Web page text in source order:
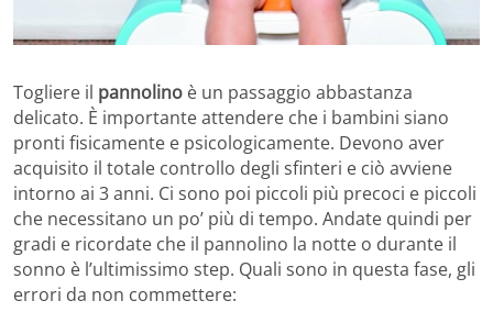
Togliere il pannolino è un passaggio abbastanza
delicato. È importante attendere che i bambini siano
pronti fisicamente e psicologicamente. Devono aver
acquisito il totale controllo degli sfinteri e ciò avviene
intorno ai 3 anni. Ci sono poi piccoli più precoci e piccoli
che necessitano un po’ più di tempo. Andate quindi per
gradi e ricordate che il pannolino la notte o durante il
sonno è l’ultimissimo step. Quali sono in questa fase, gli
errori da non commettere: